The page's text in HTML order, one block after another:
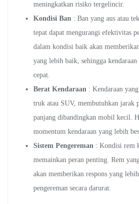
meningkatkan risiko tergelincir.
Kondisi Ban : Ban yang aus atau
tepat dapat mengurangi efektivitas
dalam kondisi baik akan
yang lebih baik, sehingga
cepat.
Berat Kendaraan : Kendaraan
truk atau SUV, membutuhkan jarak
panjang dibandingkan mobil kecil.
momentum kendaraan yang lebih
Sistem Pengereman : Kondisi rem
memainkan peran penting. Rem
akan memberikan respons yang
pengereman secara darurat.